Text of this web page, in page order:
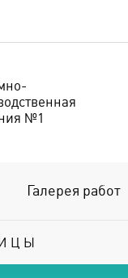
№1
Галерея работ